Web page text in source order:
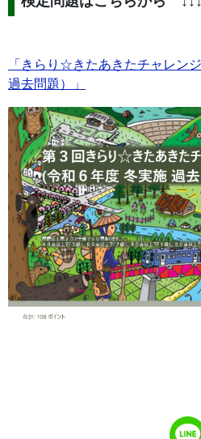
「きらり☆きたあきたチャレン
過去問題）」